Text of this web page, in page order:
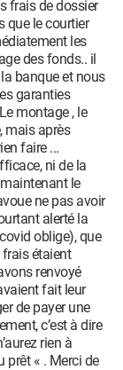
frais de dossier
que le courtier
les
des fonds.. il
banque et nous
garanties
montage , le
mais après
faire ...
ni de la
le
ne pas avoir
alerté la
oblige), que
étaient
renvoyé
fait leur
de payer une
c’est à dire
rien à
prêt « . Merci de